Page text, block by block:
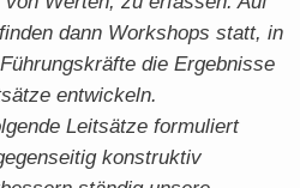
dann Workshops statt, in
die Ergebnisse
entwickeln.
Leitsätze formuliert
konstruktiv